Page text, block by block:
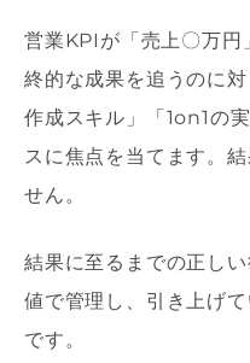
営業KPIが「売上〇万円
終的な成果を追うのに
作成スキル」「1on1の
スに焦点を当てます。
せん。
結果に至るまでの正し
値で管理し、引き上げ
です。